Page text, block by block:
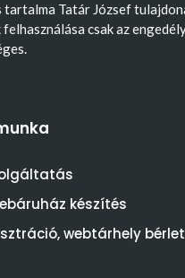
Tatár József
csak az
készítés
webtárhely bérlet